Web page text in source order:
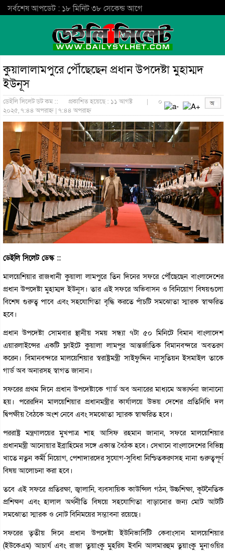
সর্বশেষ আপডেট : ১৮ মিনিট ৩৮ সেকেন্ড আগে
কুয়ালালামপুরে পৌঁছেছেন প্রধান উপদেষ্টা মুহাম্মদ
ইউনূস
ডেইলি সিলেট ডট কম ::
প্রকাশিত হয়েছে : ১১ আগষ্ট
২০২৫, ৭:৪৪ অপরাহ্ন | ৭:৪৪ অপরাহ্ন
| ০
ডেইলি সিলেট ডেস্ক ::
মালয়েশিয়ার রাজধানী কুয়ালা লামপুরে তিন দিনের সফরে পৌঁছেছেন বাংলাদেশের
প্রধান উপদেষ্টা মুহাম্মদ ইউনূস। তার এই সফরে অভিবাসন ও বিনিয়োগ বিষয়গুলো
বিশেষ গুরুত্ব পাবে এবং সহযোগিতা বৃদ্ধি করতে পাঁচটি সমঝোতা স্মারক স্বাক্ষরিত
হবে।
প্রধান উপদেষ্টা সোমবার স্থানীয় সময় সন্ধ্যা ৭টা ৫০ মিনিটে বিমান বাংলাদেশ
এয়ারলাইন্সের একটি ফ্লাইটে কুয়ালা লামপুর আন্তর্জাতিক বিমানবন্দরে অবতরণ
করেন। বিমানবন্দরে মালয়েশিয়ার স্বরাষ্ট্রমন্ত্রী সাইফুদ্দিন নাসুতিয়ন ইসমাইল তাকে
গার্ড অব অনারসহ স্বাগত জানান।
সফরের প্রথম দিনে প্রধান উপদেষ্টাকে গার্ড অব অনারের মাধ্যমে অভ্যর্থনা জানানো
হয়। পরেরদিন মালয়েশিয়ার প্রধানমন্ত্রীর কার্যালয়ে উভয় দেশের প্রতিনিধি দল
দ্বিপক্ষীয় বৈঠকে অংশ নেবে এবং সমঝোতা স্মারক স্বাক্ষরিত হবে।
পররাষ্ট্র মন্ত্রণালয়ের মুখপাত্র শাহ আসিফ রহমান জানান, সফরে মালয়েশিয়ার
প্রধানমন্ত্রী আনোয়ার ইব্রাহিমের সঙ্গে একান্ত বৈঠক হবে। সেখানে বাংলাদেশের বিভিন্ন
খাতে নতুন কর্মী নিয়োগ, পেশাদারদের সুযোগ-সুবিধা নিশ্চিতকরণসহ নানা গুরুত্বপূর্ণ
বিষয় আলোচনা করা হবে।
তবে এই সফরে প্রতিরক্ষা, জ্বালানি, ব্যবসায়িক কাউন্সিল গঠন, উচ্চশিক্ষা, কূটনৈতিক
প্রশিক্ষণ এবং হালাল অর্থনীতি বিষয়ে সহযোগিতা বাড়ানোর জন্য মোট আটটি
সমঝোতা স্মারক ও নোট বিনিময়ের সম্ভাবনা রয়েছে।
সফরের তৃতীয় দিনে প্রধান উপদেষ্টা ইউনিভার্সিটি কেবাংসান মালয়েশিয়ার
(ইউকেএম) আচার্য এবং রাজা তুয়াংকু মুহরিয ইবনি আলমারহুম তুয়াংকু মুনাওয়ির